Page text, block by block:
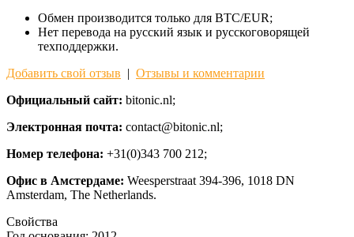
Обмен производится только для BTC/EUR;
Нет перевода на русский язык и русскоговорящей
техподдержки.
Добавить свой отзыв | Отзывы и комментарии
Официальный сайт: bitonic.nl;
Электронная почта: contact@bitonic.nl;
Номер телефона: +31(0)343 700 212;
Офис в Амстердаме: Weesperstraat 394-396, 1018 DN
Amsterdam, The Netherlands.
Свойства